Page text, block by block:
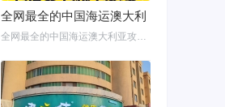
全网最全的中国海运澳大利
全网最全的中国海运澳大利亚攻略！细说如何把家具转运悉尼墨尔本布里斯班 国内网购